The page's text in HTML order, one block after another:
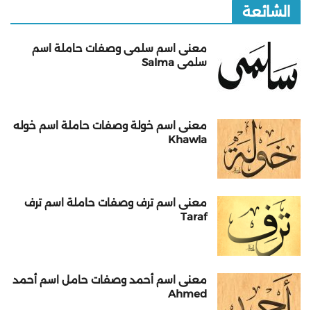
الشائعة
معنى اسم سلمى وصفات حاملة اسم
سلمى Salma
معنى اسم خولة وصفات حاملة اسم خوله
Khawla
معنى اسم ترف وصفات حاملة اسم ترف
Taraf
معنى اسم أحمد وصفات حامل اسم أحمد
Ahmed